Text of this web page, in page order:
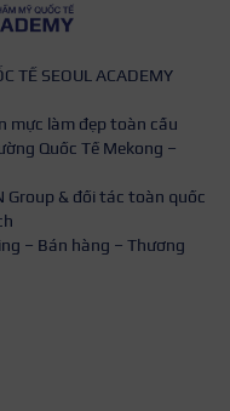
TẾ SEOUL ACADEMY
mực làm đẹp toàn cầu
Quốc Tế Mekong –
Group & đối tác toàn quốc
– Bán hàng – Thương